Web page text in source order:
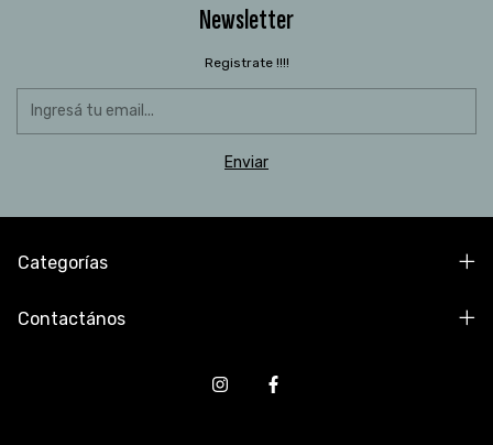
Newsletter
Registrate !!!!
Categorías
Contactános